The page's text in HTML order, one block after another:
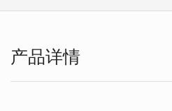
产品详情